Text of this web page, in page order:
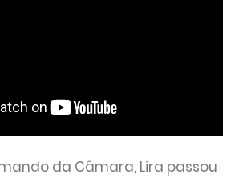
da Câmara, Lira passou